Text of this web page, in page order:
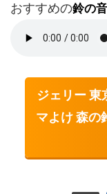
おすすめの鈴の
ジェリー 東
マよけ 森の